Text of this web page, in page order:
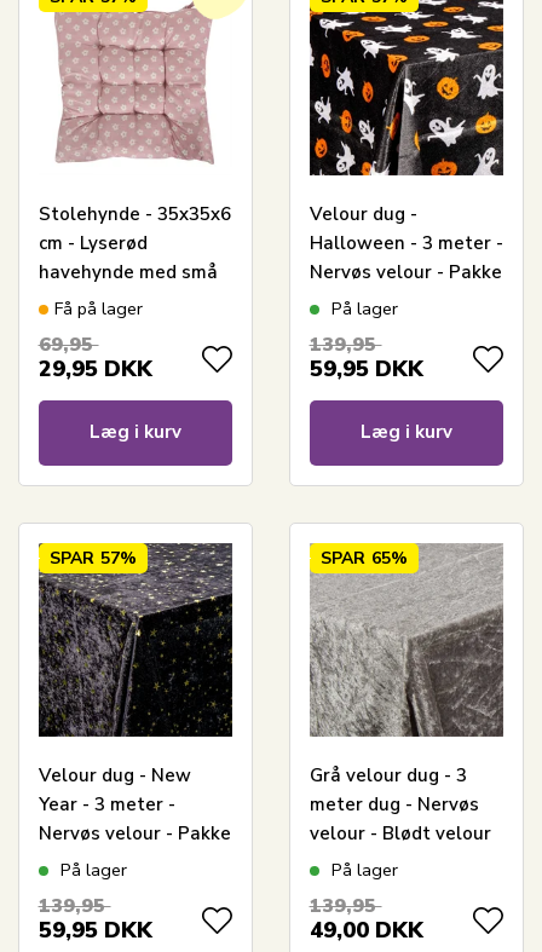
Stolehynde - 35x35x6
cm - Lyserød
havehynde med små
blomster - Blød
Få på lager
69,95
29,95 DKK
Læg i kurv
Velour dug -
Halloween - 3 meter -
Nervøs velour - Pakke
med 3 meter
På lager
139,95
59,95 DKK
Læg i kurv
SPAR 57%
Velour dug - New
Year - 3 meter -
Nervøs velour - Pakke
med 3 meter
På lager
139,95
59,95 DKK
SPAR 65%
Grå velour dug - 3
meter dug - Nervøs
velour - Blødt velour
stof til borddug -
På lager
139,95
49,00 DKK